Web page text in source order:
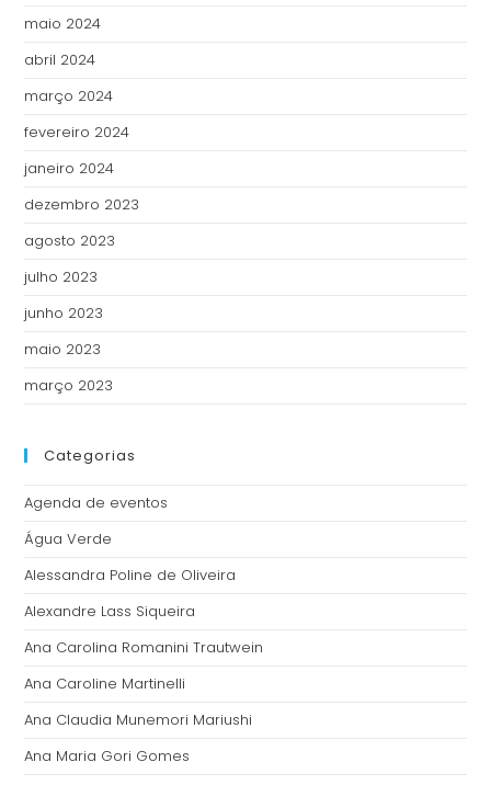
maio 2024
abril 2024
março 2024
fevereiro 2024
janeiro 2024
dezembro 2023
agosto 2023
julho 2023
junho 2023
maio 2023
março 2023
Categorias
Agenda de eventos
Água Verde
Alessandra Poline de Oliveira
Alexandre Lass Siqueira
Ana Carolina Romanini Trautwein
Ana Caroline Martinelli
Ana Claudia Munemori Mariushi
Ana Maria Gori Gomes